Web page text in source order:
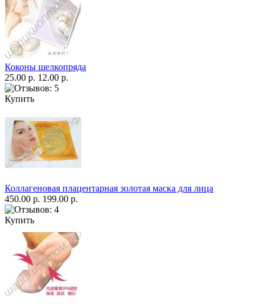
Коконы шелкопряда
25.00 р. 12.00 р.
Купить
Коллагеновая плацентарная золотая маска для лица
450.00 р. 199.00 р.
Купить